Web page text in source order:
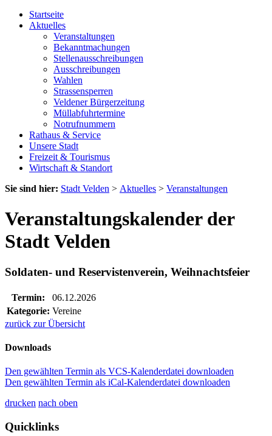
Startseite
Aktuelles
Veranstaltungen
Bekanntmachungen
Stellenausschreibungen
Ausschreibungen
Wahlen
Strassensperren
Veldener Bürgerzeitung
Müllabfuhrtermine
Notrufnummern
Rathaus & Service
Unsere Stadt
Freizeit & Tourismus
Wirtschaft & Standort
Sie sind hier: Stadt Velden > Aktuelles > Veranstaltungen
Veranstaltungskalender der
Stadt Velden
Soldaten- und Reservistenverein, Weihnachtsfeier
Termin:
06.12.2026
Kategorie: Vereine
zurück zur Übersicht
Downloads
Den gewählten Termin als VCS-Kalenderdatei downloaden
Den gewählten Termin als iCal-Kalenderdatei downloaden
drucken nach oben
Quicklinks